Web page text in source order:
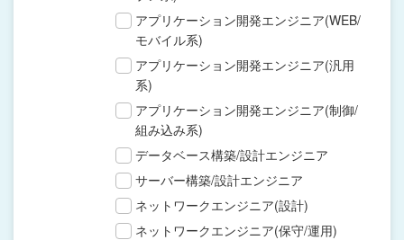
アプリケーション開発エンジニア(WEB/
モバイル系)
アプリケーション開発エンジニア(汎用
系)
アプリケーション開発エンジニア(制御/
組み込み系)
データベース構築/設計エンジニア
サーバー構築/設計エンジニア
ネットワークエンジニア(設計)
ネットワークエンジニア(保守/運用)